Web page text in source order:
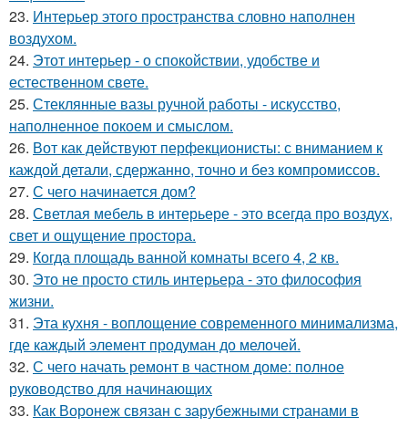
23. Интерьер этого пространства словно наполнен
воздухом.
24. Этот интерьер - о спокойствии, удобстве и
естественном свете.
25. Стеклянные вазы ручной работы - искусство,
наполненное покоем и смыслом.
26. Вот как действуют перфекционисты: с вниманием к
каждой детали, сдержанно, точно и без компромиссов.
27. С чего начинается дом?
28. Светлая мебель в интерьере - это всегда про воздух,
свет и ощущение простора.
29. Когда площадь ванной комнаты всего 4, 2 кв.
30. Это не просто стиль интерьера - это философия
жизни.
31. Эта кухня - воплощение современного минимализма,
где каждый элемент продуман до мелочей.
32. С чего начать ремонт в частном доме: полное
руководство для начинающих
33. Как Воронеж связан с зарубежными странами в